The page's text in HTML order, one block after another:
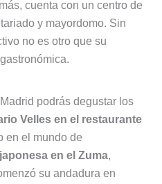
cuenta con un centro de
y mayordomo. Sin
no es otro que su
podrás degustar los
Velles en el restaurante
en el mundo de
en el Zuma,
su andadura en